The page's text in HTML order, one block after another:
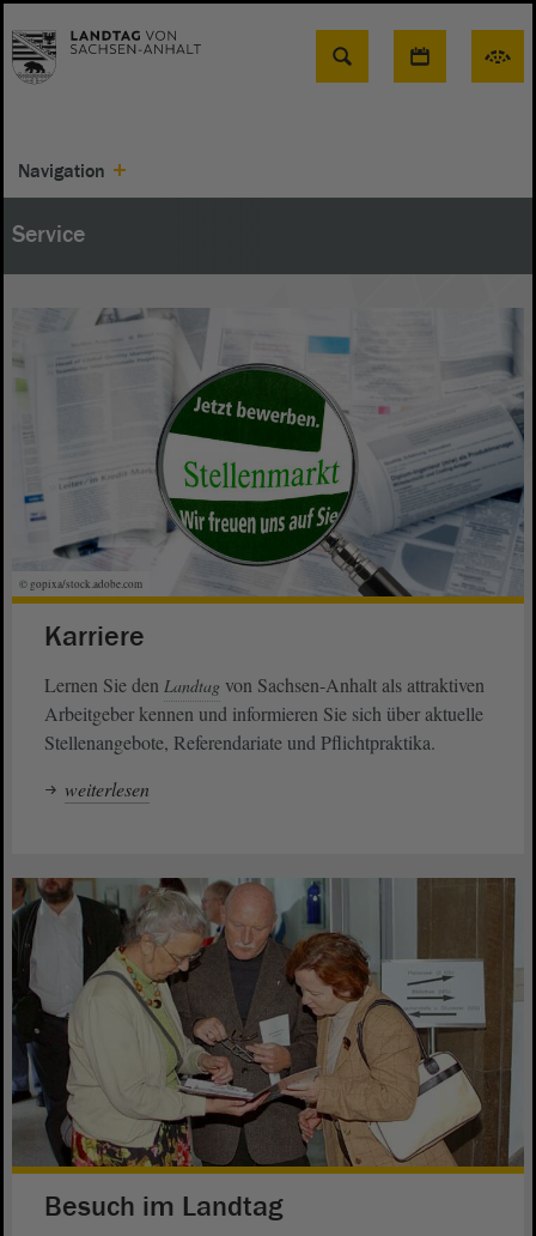
Suche
Navigation
Service
© gopixa/stock.adobe.com
Karriere
Lernen Sie den Landtag von Sachsen-Anhalt als attraktiven
Arbeitgeber kennen und informieren Sie sich über aktuelle
Stellenangebote, Referendariate und Pflichtpraktika.
weiterlesen
Besuch im Landtag